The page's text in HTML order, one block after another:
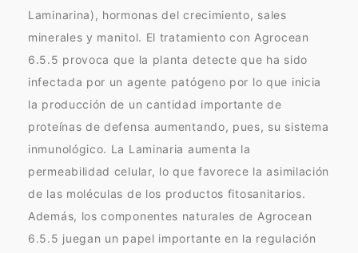
Laminarina), hormonas del crecimiento, sales
minerales y manitol. El tratamiento con Agrocean
6.5.5 provoca que la planta detecte que ha sido
infectada por un agente patógeno por lo que inicia
la producción de un cantidad importante de
proteínas de defensa aumentando, pues, su sistema
inmunológico. La Laminaria aumenta la
permeabilidad celular, lo que favorece la asimilación
de las moléculas de los productos fitosanitarios.
Además, los componentes naturales de Agrocean
6.5.5 juegan un papel importante en la regulación